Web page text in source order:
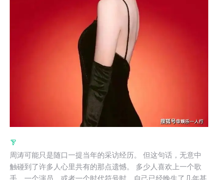
周涛可能只是随口一提当年的采访经历。 但这句话，无意中
触碰到了许多人心里共有的那点遗憾。 多少人喜欢上一个歌